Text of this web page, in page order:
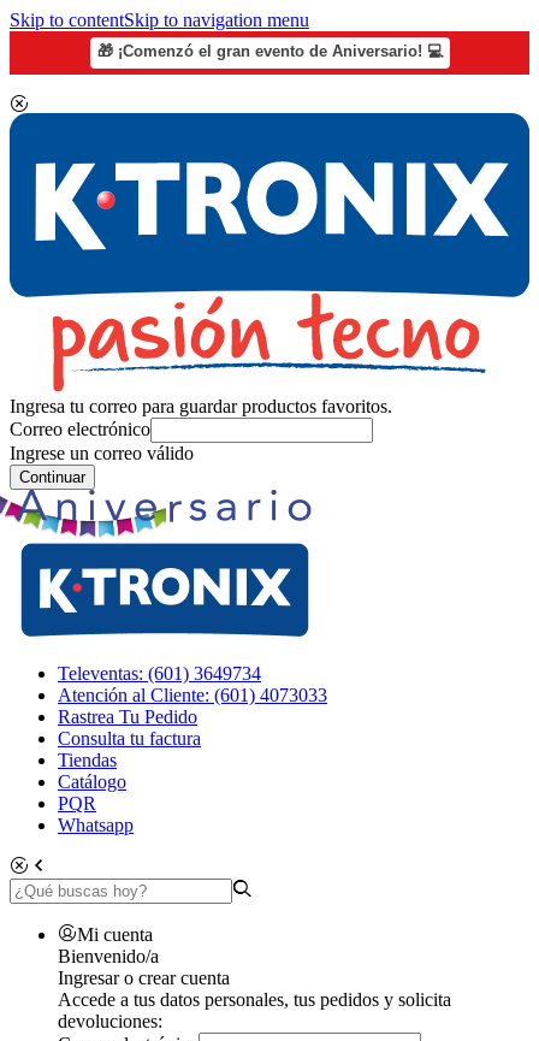
Skip to contentSkip to navigation menu
🎁 ¡Comenzó el gran evento de Aniversario! 💻
Ingresa tu correo para guardar productos favoritos.
Correo electrónico
Ingrese un correo válido
Continuar
Televentas: (601) 3649734
Atención al Cliente: (601) 4073033
Rastrea Tu Pedido
Consulta tu factura
Tiendas
Catálogo
PQR
Whatsapp
Mi cuenta
Bienvenido/a
Ingresar o crear cuenta
Accede a tus datos personales, tus pedidos y solicita
devoluciones: